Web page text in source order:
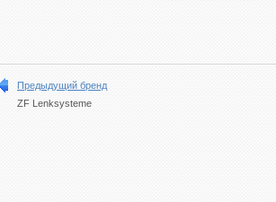
Предыдущий бренд
ZF Lenksysteme